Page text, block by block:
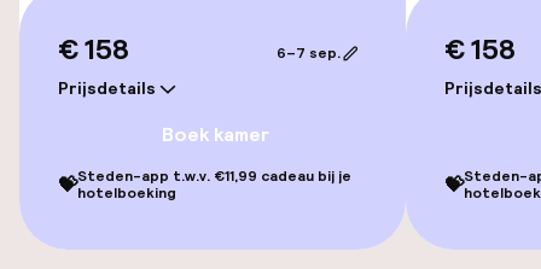
Bar
Eet- en drinkdiensten
€ 158
Prijsdetails
6–7 sep.
Boek kamer
💝Steden-app t.w.v. €11,99 cadeau bij je
hotelboeking
€ 158
Prijsdetails
💝Steden-